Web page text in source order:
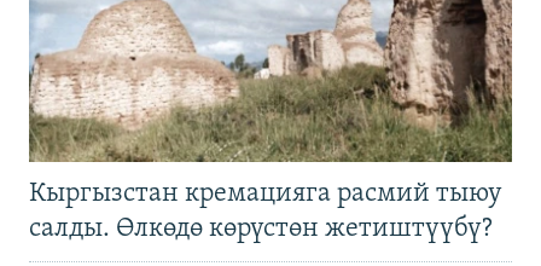
Кыргызстан кремацияга расмий тыюу
салды. Өлкөдө көрүстөн жетиштүүбү?